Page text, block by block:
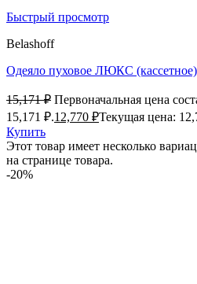
Быстрый просмотр
Belashoff
Одеяло пуховое ЛЮКС
15,171₽ Первоначальная цена
15,171 ₽.12,770 ₽Текущая цена:
Купить
Этот товар имеет несколько
на странице товара.
-20%